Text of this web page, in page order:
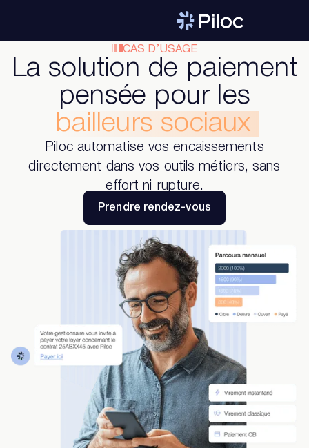
CAS D’USAGE
La solution de paiement
pensée pour les
bailleurs sociaux
Piloc automatise vos encaissements
directement dans vos outils métiers, sans
effort ni rupture.
Prendre rendez-vous